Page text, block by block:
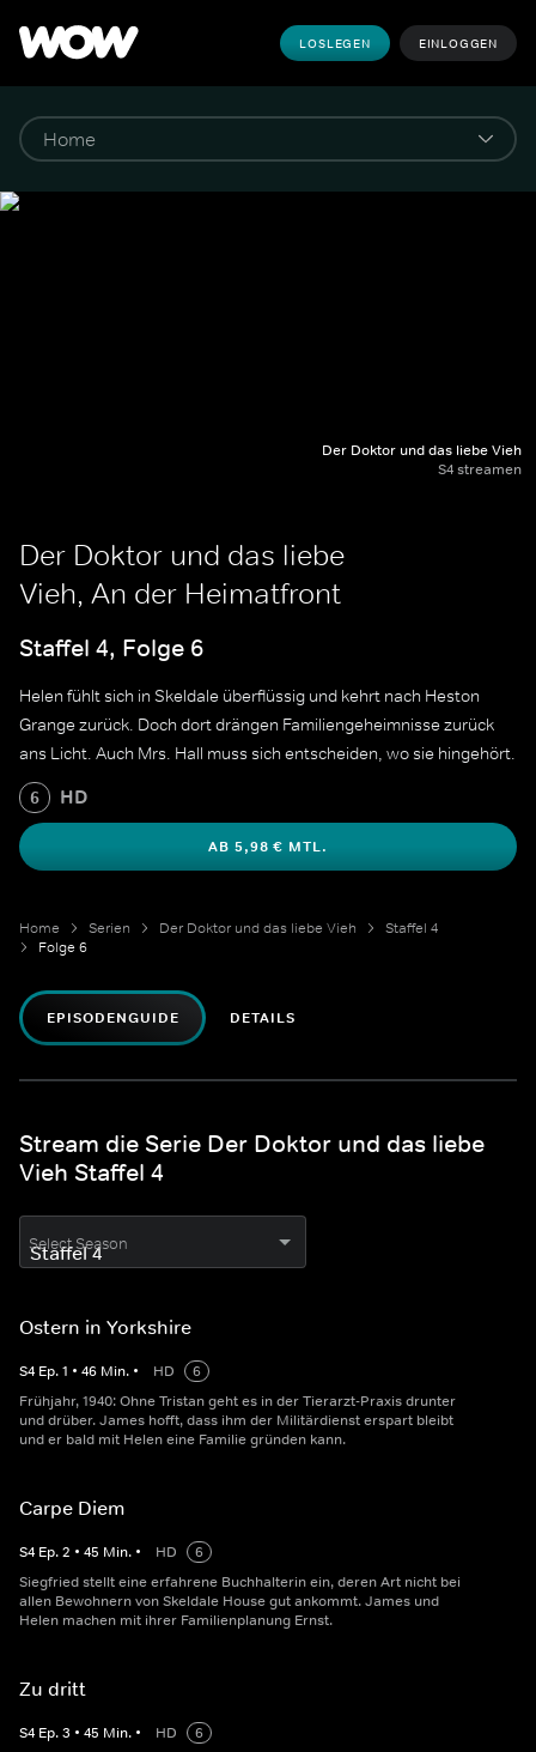
LOSLEGEN EINLOGGEN
Der Doktor und das liebe Vieh
S4 streamen
Der Doktor und das liebe
Vieh, An der Heimatfront
Staffel 4, Folge 6
Helen fühlt sich in Skeldale überflüssig und kehrt nach Heston
Grange zurück. Doch dort drängen Familiengeheimnisse zurück
ans Licht. Auch Mrs. Hall muss sich entscheiden, wo sie hingehört.
6 HD
AB 5,98 € MTL.
Home Serien Der Doktor und das liebe Vieh
Staffel 4
Folge 6
EPISODENGUIDE DETAILS
Stream die Serie Der Doktor und das liebe
Vieh Staffel 4
Select Season
Ostern in Yorkshire
S4 Ep.1 • 46 Min. • HD
6
Frühjahr, 1940: Ohne Tristan geht es in der Tierarzt-Praxis drunter
und drüber. James hofft, dass ihm der Militärdienst erspart bleibt
und er bald mit Helen eine Familie gründen kann.
Carpe Diem
S4 Ep.2 • 45 Min. • HD
6
Siegfried stellt eine erfahrene Buchhalterin ein, deren Art nicht bei
allen Bewohnern von Skeldale House gut ankommt. James und
Helen machen mit ihrer Familienplanung Ernst.
Zu dritt
S4 Ep.3 • 45 Min. • HD
6